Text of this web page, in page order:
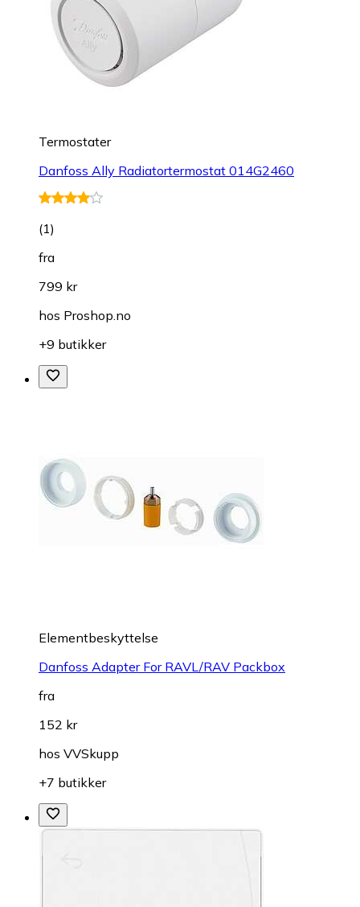
Termostater
Danfoss Ally Radiatortermostat 014G2460
(1)
fra
799 kr
hos Proshop.no
+9 butikker
Elementbeskyttelse
Danfoss Adapter For RAVL/RAV Packbox
fra
152 kr
hos VVSkupp
+7 butikker